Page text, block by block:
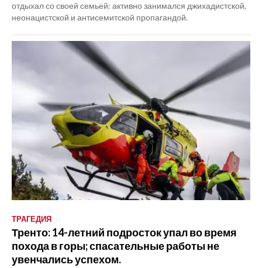
отдыхал со своей семьей: активно занимался джихадистской,
неонацистской и антисемитской пропагандой.
ТРАГЕДИЯ
Тренто: 14-летний подросток упал во время
похода в горы; спасательные работы не
увенчались успехом.